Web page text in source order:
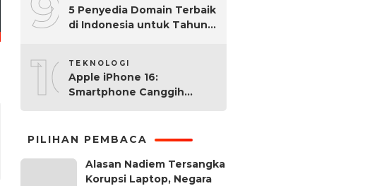
5 Penyedia Domain Terbaik
di Indonesia untuk Tahun
10TEKNOLOGI
Apple iPhone 16:
Smartphone Canggih
PILIHAN PEMBACA
Alasan Nadiem Tersangka
Korupsi Laptop, Negara